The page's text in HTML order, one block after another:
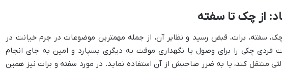
از چک تا سفته
سفته، برات، قبض رسید و نظایر آن، از جمله مهمترین موضوعات در جرم خیانت در
فردی چکی را برای وصول یا نگهداری موقت به دیگری بسپارد و امین به جای انجام
منتقل کند، یا به ضرر صاحبش از آن استفاده نماید. در مورد سفته و برات نیز همین